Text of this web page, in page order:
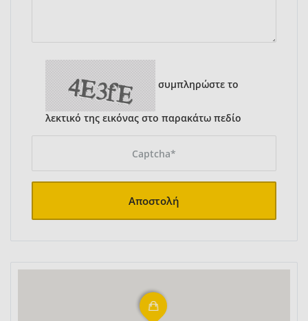
συμπληρώστε το
λεκτικό της εικόνας στο παρακάτω πεδίο
Αποστολή